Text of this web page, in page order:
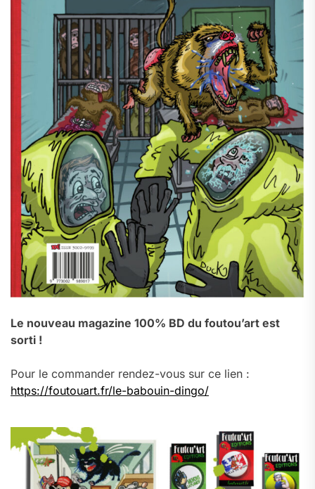
Le nouveau magazine 100% BD du foutou’art est
sorti !
Pour le commander rendez-vous sur ce lien :
https://foutouart.fr/le-babouin-dingo/